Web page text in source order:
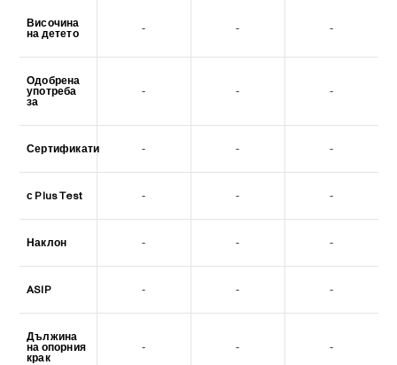
Височина
на детето
- - -
Одобрена
употреба
за
- - -
Сертификати - - -
с Plus Test - - -
Наклон - - -
ASIP - - -
Дължина
на опорния
крак
- - -